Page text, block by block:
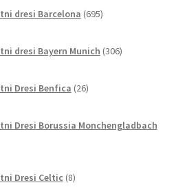
dresi Barcelona 695izdelkov
dresi Bayern Munich 306izdelkov
Dresi Benfica 26izdelkov
Dresi Borussia Monchengladbach
Dresi Celtic 8izdelkov